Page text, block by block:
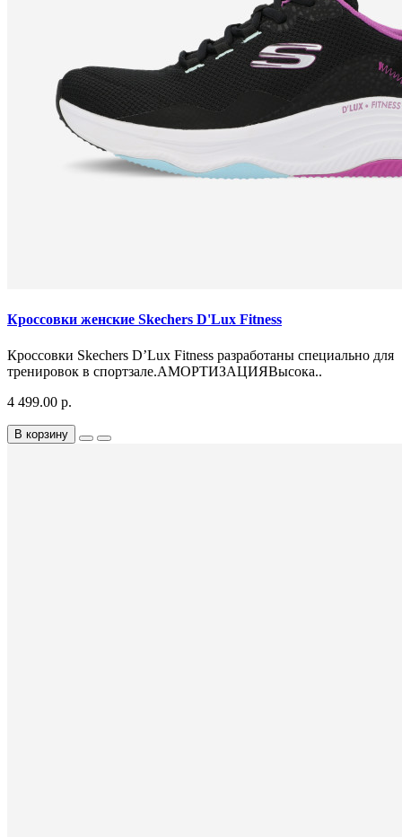
Кроссовки женские Skechers D'Lux Fitness
Кроссовки Skechers D’Lux Fitness разработаны специально для
тренировок в спортзале.АМОРТИЗАЦИЯВысока..
4 499.00 р.
В корзину